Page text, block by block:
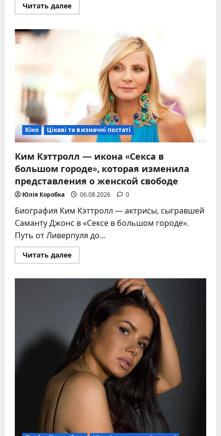
Читать далееПрочитать
больше
актуальная
состояния
году
Кіно Цікаві та визначні постаті
Ким Кэттролл — икона «Секса в
большом городе», которая изменила
представления о женской свободе
Юлія Коробка 06.08.2026 0
Биография Ким Кэттролл — актрисы, сыгравшей
Саманту Джонс в «Сексе в большом городе».
Путь от Ливерпуля до...
Читать далееПрочитать
больше
икона
«Секса
большом
городе»,
которая
изменила
представления
женской
свободе